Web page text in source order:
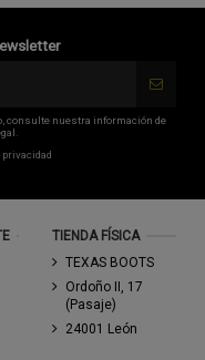
consulte nuestra información de
privacidad
TIENDA FÍSICA
TEXAS BOOTS
Ordoño II, 17
(Pasaje)
24001 León